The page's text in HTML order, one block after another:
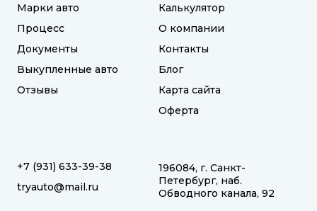
Марки авто
Процесс
Документы
Выкупленные авто
Отзывы
Калькулятор
О компании
Контакты
Блог
Карта сайта
Оферта
+7 (931) 633-39-38
tryauto@mail.ru
196084, г. Санкт-
Петербург, наб.
Обводного канала, 92